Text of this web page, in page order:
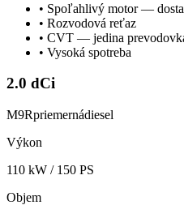
• Spoľahlivý motor —
• Rozvodová reťaz
• CVT — jedina
• Vysoká spotreba
2.0 dCi
M9Rpriemernádiesel
Výkon
110 kW / 150 PS
Objem